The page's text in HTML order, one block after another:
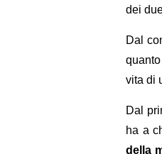
dei
Dal
vita di
Dal
ha a
della